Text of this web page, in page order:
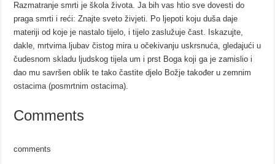
Razmatranje smrti je škola života. Ja bih vas htio sve dovesti do
praga smrti i reći: Znajte sveto živjeti. Po ljepoti koju duša daje
materiji od koje je nastalo tijelo, i tijelo zaslužuje čast. Iskazujte,
dakle, mrtvima ljubav čistog mira u očekivanju uskrsnuća, gledajući u
čudesnom skladu ljudskog tijela um i prst Boga koji ga je zamislio i
dao mu savršen oblik te tako častite djelo Božje također u zemnim
ostacima (posmrtnim ostacima).
Comments
comments